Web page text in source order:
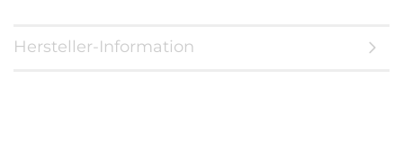
Hersteller-Information